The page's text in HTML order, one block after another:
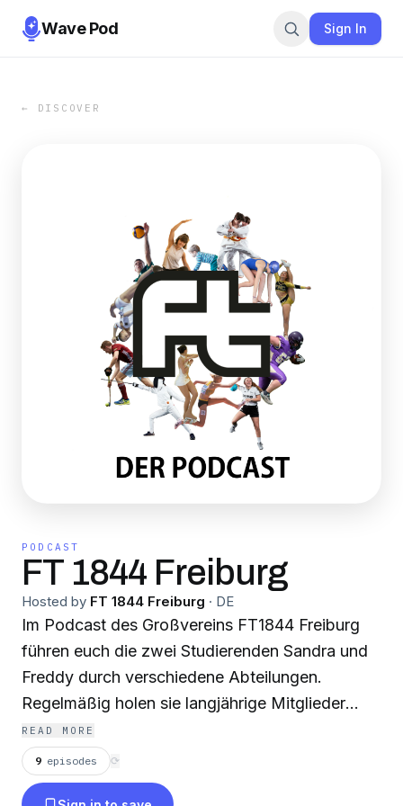
Wave Pod Sign In
← DISCOVER
PODCAST
FT 1844 Freiburg
Hosted by FT 1844 Freiburg · DE
Im Podcast des Großvereins FT1844 Freiburg
führen euch die zwei Studierenden Sandra und
Freddy durch verschiedene Abteilungen.
Regelmäßig holen sie langjährige Mitglieder
oder Mitarbeiter ans Mikrofon um von ihren
Eindrücken, Erfahrungen und der Entwicklung
des Vereins zu sprechen. Bei über 180 Jahren
READ MORE
9 episodes ⟳